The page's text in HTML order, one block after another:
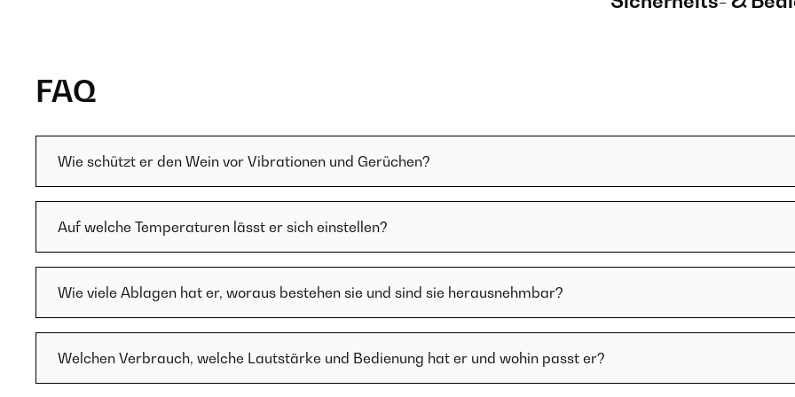
FAQ
Wie schützt er den Wein vor Vibrationen und Gerüchen?
Auf welche Temperaturen lässt er sich einstellen?
Wie viele Ablagen hat er, woraus bestehen sie und sind sie herausnehmbar?
Welchen Verbrauch, welche Lautstärke und Bedienung hat er und wohin passt er?